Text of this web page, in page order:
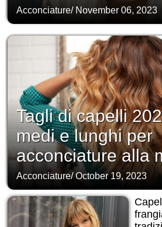
Acconciature/ November 06, 2023
Tagli di capelli
medi e lunghi per
acconciature alla
Acconciature/October 19, 2023